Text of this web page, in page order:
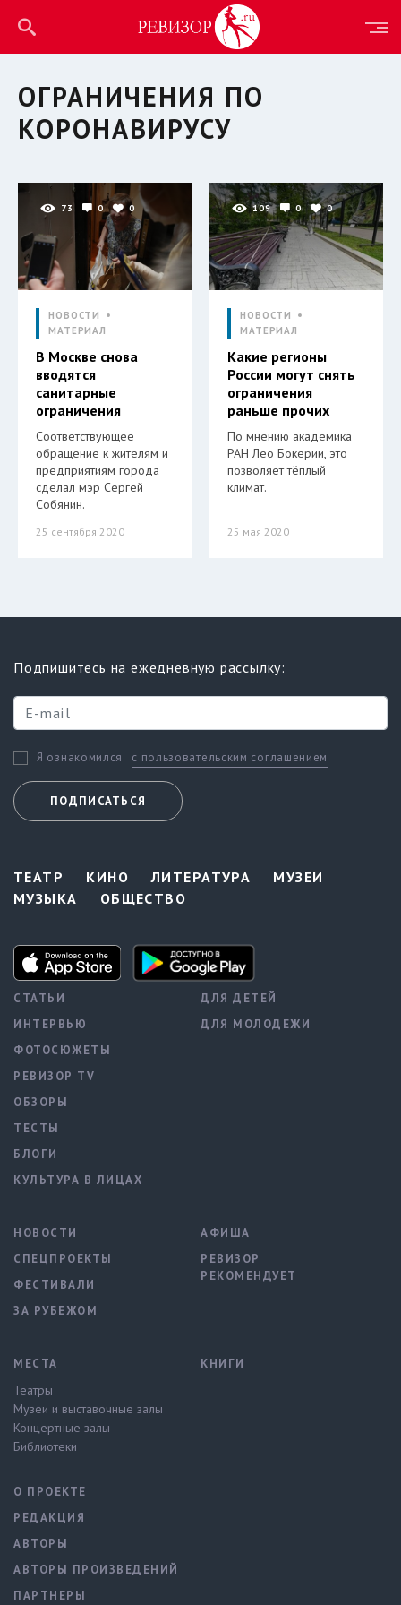
ОГРАНИЧЕНИЯ ПО
КОРОНАВИРУСУ
73 0 0
НОВОСТИ
МАТЕРИАЛ
В Москве снова
вводятся
санитарные
ограничения
Соответствующее
обращение к жителям и
предприятиям города
сделал мэр Сергей
Собянин.
25 сентября 2020
109 0 0
НОВОСТИ
МАТЕРИАЛ
Какие регионы
России могут снять
ограничения
раньше прочих
По мнению академика
РАН Лео Бокерии, это
позволяет тёплый
климат.
25 мая 2020
Подпишитесь на ежедневную рассылку:
Я ознакомился с пользовательским соглашением
ПОДПИСАТЬСЯ
ТЕАТР КИНО ЛИТЕРАТУРА
МУЗЕИ
МУЗЫКА
ОБЩЕСТВО
СТАТЬИ
ИНТЕРВЬЮ
ФОТОСЮЖЕТЫ
РЕВИЗОР TV
ОБЗОРЫ
ТЕСТЫ
БЛОГИ
КУЛЬТУРА В ЛИЦАХ
ДЛЯ ДЕТЕЙ
ДЛЯ МОЛОДЕЖИ
НОВОСТИ
СПЕЦПРОЕКТЫ
ФЕСТИВАЛИ
ЗА РУБЕЖОМ
АФИША
РЕВИЗОР
РЕКОМЕНДУЕТ
МЕСТА
Театры
Музеи и выставочные залы
Концертные залы
Библиотеки
КНИГИ
О ПРОЕКТЕ
РЕДАКЦИЯ
АВТОРЫ
АВТОРЫ ПРОИЗВЕДЕНИЙ
ПАРТНЕРЫ